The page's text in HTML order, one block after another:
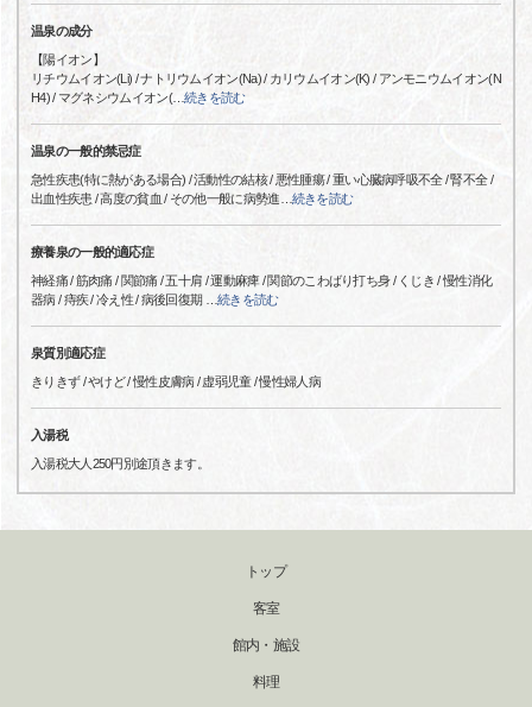
温泉の成分
【陽イオン】
リチウムイオン(Li) / ナトリウムイオン(Na) / カリウムイオン(K) / アンモニウムイオン(N
H4) / マグネシウムイオン(…続きを読む
温泉の一般的禁忌症
急性疾患(特に熱がある場合) / 活動性の結核 / 悪性腫瘍 / 重い心臓病呼吸不全 / 腎不全 /
出血性疾患 / 高度の貧血 / その他一般に病勢進
続きを読む
療養泉の一般的適応症
神経痛 / 筋肉痛 / 関節痛 / 五十肩 / 運動麻痺 / 関節のこわばり打ち身 / くじき / 慢性消化
器病 / 痔疾 / 冷え性 / 病後回復期
続きを読む
泉質別適応症
きりきず / やけど / 慢性皮膚病 / 虚弱児童 / 慢性婦人病
入湯税
入湯税大人250円別途頂きます。
トップ
客室
館内・施設
料理